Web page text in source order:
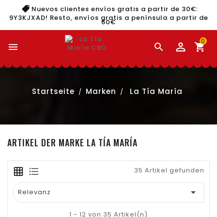
Nuevos clientes envíos gratis a partir de 30€:
9Y3KJXAD! Resto, envíos gratis a península a partir de
60€
  shopping_cart
0
Startseite Marken La Tía María
ARTIKEL DER MARKE LA TÍA MARÍA
35 Artikel gefunden
Relevanz 
1 - 12 von 35 Artikel(n)